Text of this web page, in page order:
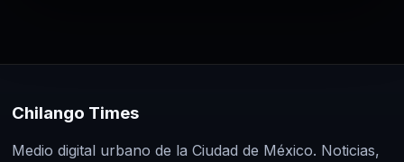
Chilango Times
Medio digital urbano de la Ciudad de México. Noticias,